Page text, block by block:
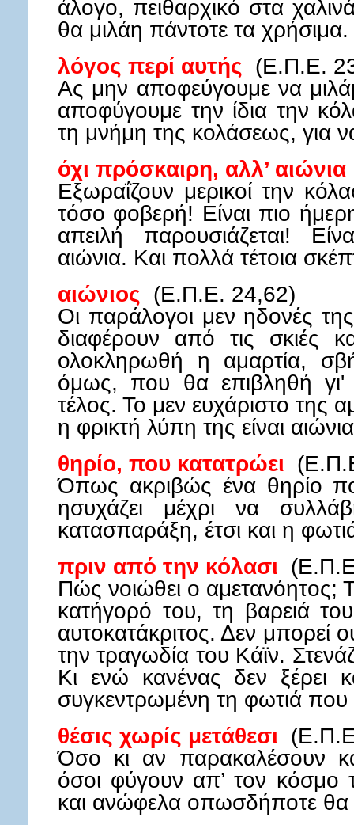
άλογο, πειθαρχικό στα
θα μιλάη πάντοτε τα χρήσιμα.
λόγος περί αυτής (Ε.Π.Ε.
Ας μην αποφεύγουμε να
αποφύγουμε την ίδια την
τη μνήμη της κολάσεως, για
όχι πρόσκαιρη, αλλ’ αιώνια
Εξωραΐζουν μερικοί την
τόσο φοβερή! Είναι πιο
απειλή παρουσιάζεται!
αιώνια. Και πολλά τέτοια
αιώνιος (Ε.Π.Ε. 24,62)
Οι παράλογοι μεν ηδονές
διαφέρουν από τις σκιές
ολοκληρωθή η αμαρτία,
όμως, που θα επιβληθή
τέλος. Το μεν ευχάριστο της
η φρικτή λύπη της είναι
θηρίο, που κατατρώει
Όπως ακριβώς ένα θηρίο
ησυχάζει μέχρι να
κατασπαράξη, έτσι και η
πριν από την κόλασι
Πώς νοιώθει ο αμετανόητος;
κατήγορό του, τη βαρειά
αυτοκατάκριτος. Δεν μπορεί
την τραγωδία του Κάϊν.
Κι ενώ κανένας δεν ξέρει
συγκεντρωμένη τη φωτιά που
θέσις χωρίς μετάθεσι
Όσο κι αν παρακαλέσουν
όσοι φύγουν απ’ τον κόσμο
και ανώφελα οπωσδήποτε θα